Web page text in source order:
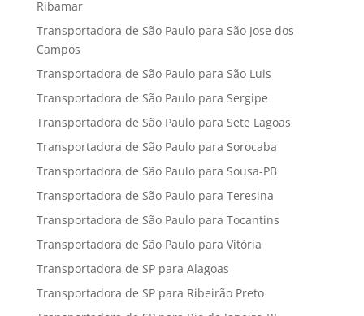
Ribamar
Transportadora de São Paulo para São Jose dos
Campos
Transportadora de São Paulo para São Luis
Transportadora de São Paulo para Sergipe
Transportadora de São Paulo para Sete Lagoas
Transportadora de São Paulo para Sorocaba
Transportadora de São Paulo para Sousa-PB
Transportadora de São Paulo para Teresina
Transportadora de São Paulo para Tocantins
Transportadora de São Paulo para Vitória
Transportadora de SP para Alagoas
Transportadora de SP para Ribeirão Preto